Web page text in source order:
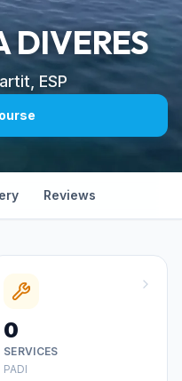
DIVERES
ESP
Reviews
0
SERVICES
PADI